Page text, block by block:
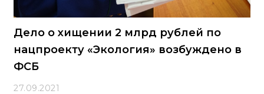
Дело о хищении 2 млрд рублей по
нацпроекту «Экология» возбуждено в
ФСБ
27.09.2021